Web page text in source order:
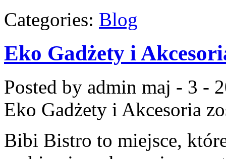
Categories: Blog
Eko Gadżety i
Posted by admin maj - 3 -
Eko Gadżety i Akcesoria
Bibi Bistro to miejsce,